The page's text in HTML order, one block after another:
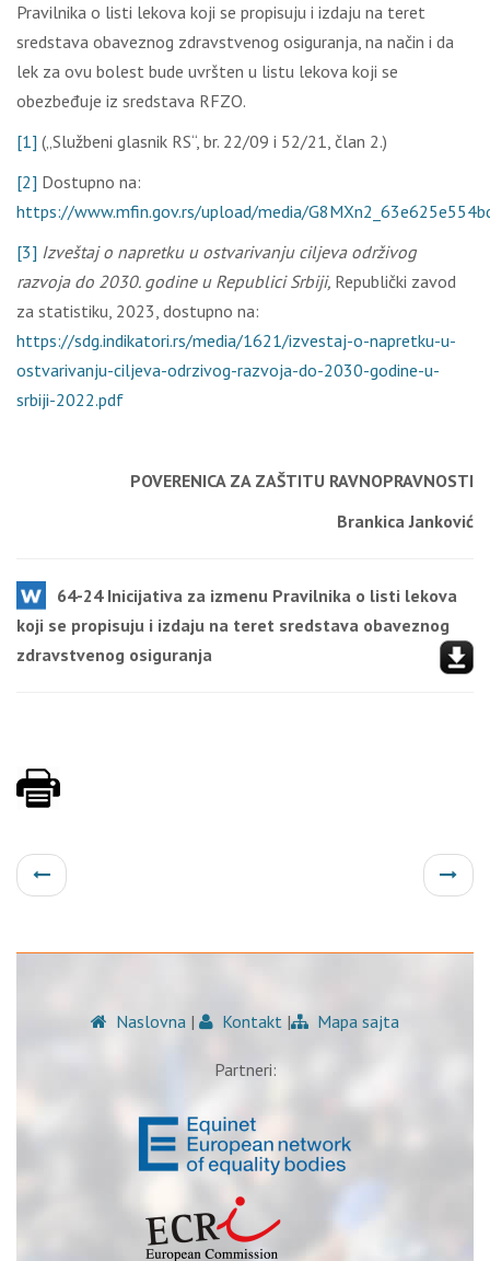
Pravilnika o listi lekova koji se propisuju i izdaju na teret
sredstava obaveznog zdravstvenog osiguranja, na način i da
lek za ovu bolest bude uvršten u listu lekova koji se
obezbeđuje iz sredstava RFZO.
[1] („Službeni glasnik RS“, br. 22/09 i 52/21, član 2.)
[2] Dostupno na:
https://www.mfin.gov.rs/upload/media/
[3] Izveštaj o napretku u ostvarivanju ciljeva održivog
razvoja do 2030. godine u Republici Srbiji, Republički zavod
za statistiku, 2023, dostupno na:
https://sdg.indikatori.rs/media/1621/izvestaj-o-napretku-u-
ostvarivanju-ciljeva-odrzivog-razvoja-do-2030-godine-u-
srbiji-2022.pdf
POVERENICA ZA ZAŠTITU RAVNOPRAVNOSTI
Brankica Janković
64-24 Inicijativa za izmenu Pravilnika o listi lekova
koji se propisuju i izdaju na teret sredstava obaveznog
zdravstvenog osiguranja
Naslovna | Kontakt | Mapa sajta
Partneri: